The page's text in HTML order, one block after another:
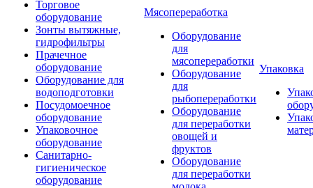
Торговое
оборудование
Зонты вытяжные,
гидрофильтры
Прачечное
оборудование
Оборудование для
водоподготовки
Посудомоечное
оборудование
Упаковочное
оборудование
Санитарно-
гигиеническое
оборудование
Мясопереработка
Оборудование
для
мясопереработки
Оборудование
для
рыбопереработки
Оборудование
для переработки
овощей и
фруктов
Оборудование
для переработки
Упаковка